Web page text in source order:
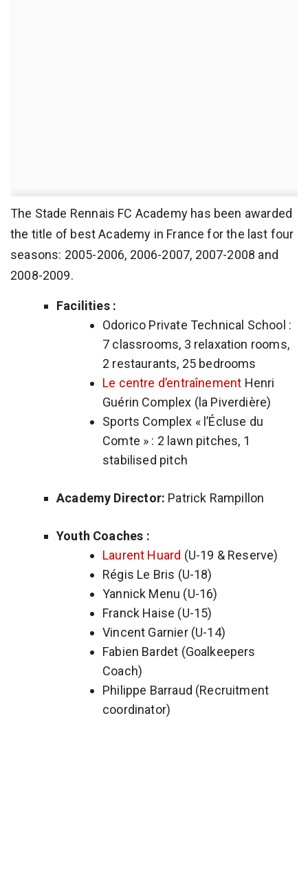
The Stade Rennais FC Academy has been awarded
the title of best Academy in France for the last four
seasons: 2005-2006, 2006-2007, 2007-2008 and
2008-2009.
Facilities :
Odorico Private Technical School :
7 classrooms, 3 relaxation rooms,
2 restaurants, 25 bedrooms
Le centre d’entraînement Henri
Guérin Complex (la Piverdière)
Sports Complex « l’Écluse du
Comte » : 2 lawn pitches, 1
stabilised pitch
Academy Director: Patrick Rampillon
Youth Coaches :
Laurent Huard (U-19 & Reserve)
Régis Le Bris (U-18)
Yannick Menu (U-16)
Franck Haise (U-15)
Vincent Garnier (U-14)
Fabien Bardet (Goalkeepers
Coach)
Philippe Barraud (Recruitment
coordinator)